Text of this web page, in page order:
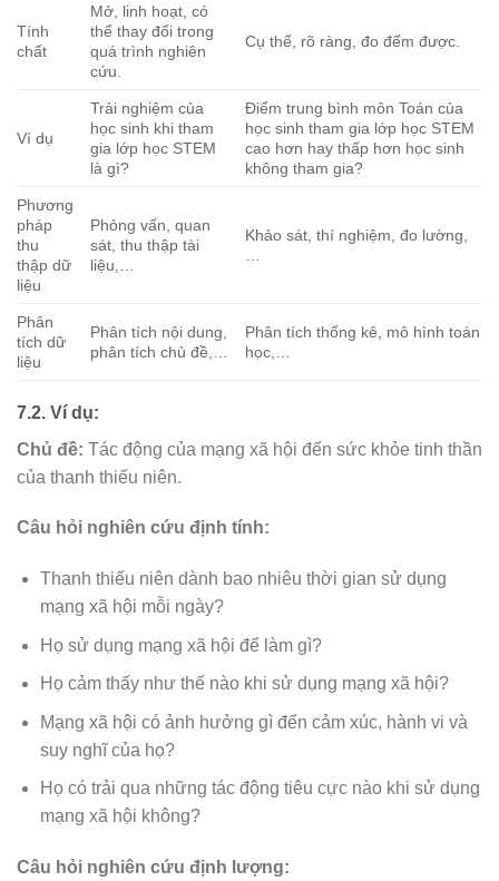
Tính
chất
Mở, linh hoạt, có
thể thay đổi trong
quá trình nghiên
cứu.
Cụ thể, rõ ràng, đo đếm được.
Ví dụ
Trải nghiệm của
học sinh khi tham
gia lớp học STEM
là gì?
Điểm trung bình môn Toán của
học sinh tham gia lớp học STEM
cao hơn hay thấp hơn học sinh
không tham gia?
Phương
pháp
thu
thập dữ
liệu
Phỏng vấn, quan
sát, thu thập tài
liệu,…
Khảo sát, thí nghiệm, đo lường,
Phân
tích dữ
liệu
Phân tích nội dung,
phân tích chủ đề,…
Phân tích thống kê, mô hình toán
học,…
7.2. Ví dụ:
Chủ đề: Tác động của mạng xã hội đến sức khỏe tinh thần
của thanh thiếu niên.
Câu hỏi nghiên cứu định tính:
Thanh thiếu niên dành bao nhiêu thời gian sử dụng
mạng xã hội mỗi ngày?
Họ sử dụng mạng xã hội để làm gì?
Họ cảm thấy như thế nào khi sử dụng mạng xã hội?
Mạng xã hội có ảnh hưởng gì đến cảm xúc, hành vi và
suy nghĩ của họ?
Họ có trải qua những tác động tiêu cực nào khi sử dụng
mạng xã hội không?
Câu hỏi nghiên cứu định lượng: